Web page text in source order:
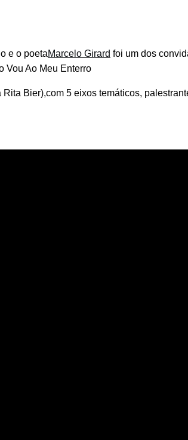
e o poetaMarcelo Girard foi um dos
Vou Ao Meu Enterro
Bier),com 5 eixos temáticos,